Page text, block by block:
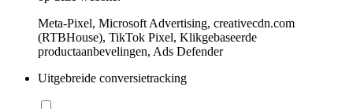
Meta-Pixel, Microsoft Advertising, creativecdn.com
(RTBHouse), TikTok Pixel, Klikgebaseerde
productaanbevelingen, Ads Defender
Uitgebreide conversietracking